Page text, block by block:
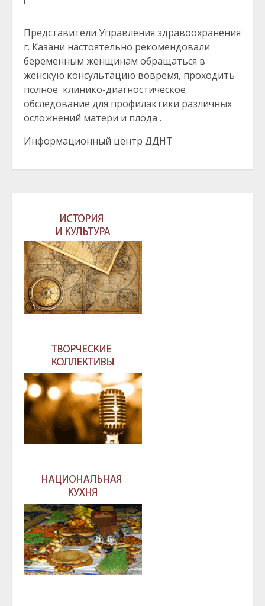
Представители Управления здравоохранения
г. Казани настоятельно рекомендовали
беременным женщинам обращаться в
женскую консультацию вовремя, проходить
полное клинико-диагностическое
обследование для профилактики различных
осложнений матери и плода .
Информационный центр ДДНТ